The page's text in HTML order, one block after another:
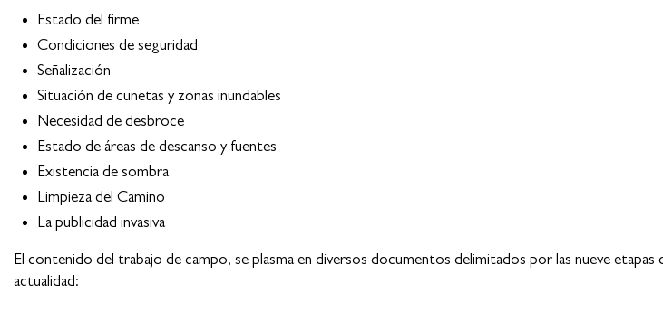
Estado del firme
Condiciones de seguridad
Señalización
Situación de cunetas y zonas inundables
Necesidad de desbroce
Estado de áreas de descanso y fuentes
Existencia de sombra
Limpieza del Camino
La publicidad invasiva
El contenido del trabajo de campo, se plasma en diversos documentos delimitados por las nueve etapas
actualidad: